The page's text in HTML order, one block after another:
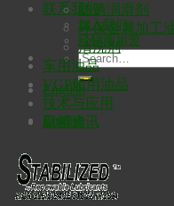
联系我们
加入我们
经销商加盟
English
English
防锈润滑剂
环保金属加工
清洗剂
车用油品
VGP船用油品
技术与应用
新闻资讯